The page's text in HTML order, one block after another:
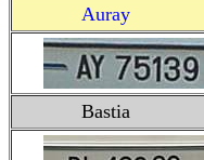
Auray
Bastia